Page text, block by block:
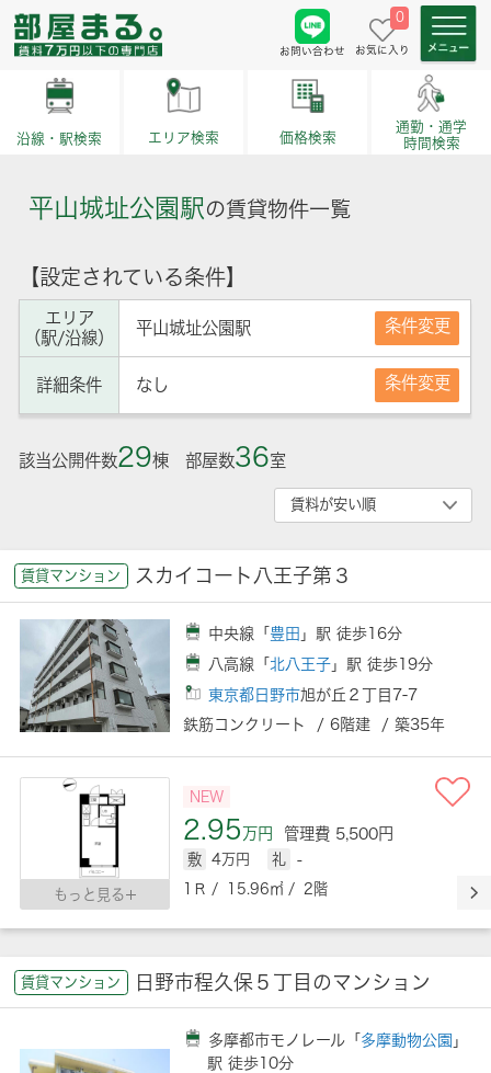
お問い合わせ
0
お気に入り
沿線・駅検索 エリア検索 価格検索
通勤・通学
時間検索
平山城址公園駅 の賃貸物件一覧
【設定されている条件】
エリア
（駅/沿線）
平山城址公園駅 条件変更
詳細条件 なし 条件変更
該当公開件数29棟 部屋数36室
賃貸マンション スカイコート八王子第３
中央線「 豊田 」駅 徒歩16分
八高線「 北八王子 」駅 徒歩19分
東京都日野市旭が丘２丁目7-7
鉄筋コンクリート / 6階建 / 築35年
もっと見る
NEW
2.95万円 管理費 5,500円
敷 4万円 礼
-
1Ｒ / 15.96㎡ / 2階
賃貸マンション 日野市程久保５丁目のマンション
多摩都市モノレール「 多摩動物公園 」
駅 徒歩10分